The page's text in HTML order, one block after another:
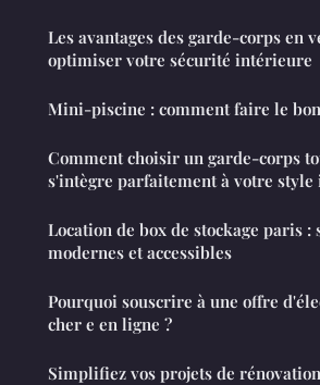
Les avantages des garde-corps en
optimiser votre sécurité intérieure
Mini-piscine : comment faire le
Comment choisir un garde-corps
s'intègre parfaitement à votre
Location de box de stockage paris :
modernes et accessibles
Pourquoi souscrire à une offre
cher e en ligne ?
Simplifiez vos projets de